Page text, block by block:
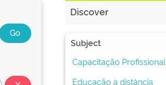
Discover
Subject
Capacitação Profissional
Educação à distância